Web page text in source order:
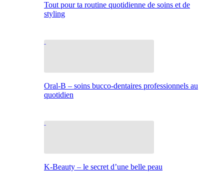
Tout pour ta routine quotidienne de soins et de
styling
Oral-B – soins bucco-dentaires professionnels au
quotidien
K-Beauty – le secret d’une belle peau